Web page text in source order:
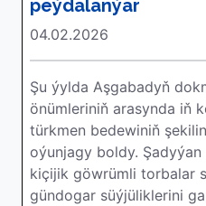
peýdalanýar
04.02.2026
Şu ýylda Aşgabadyň
önümleriniň arasynda iň
türkmen bedewiniň
oýunjagy boldy.
kiçijik göwrümli torbalar
gündogar süýjüliklerini